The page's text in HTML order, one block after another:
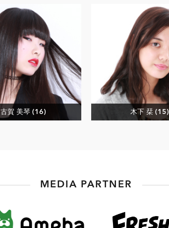
古賀 美琴 (16) 木下 栞 (15)
MEDIA PARTNER